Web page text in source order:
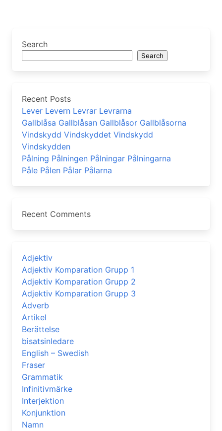
Search
Search
Recent Posts
Lever Levern Levrar Levrarna
Gallblåsa Gallblåsan Gallblåsor Gallblåsorna
Vindskydd Vindskyddet Vindskydd
Vindskydden
Pålning Pålningen Pålningar Pålningarna
Påle Pålen Pålar Pålarna
Recent Comments
Adjektiv
Adjektiv Komparation Grupp 1
Adjektiv Komparation Grupp 2
Adjektiv Komparation Grupp 3
Adverb
Artikel
Berättelse
bisatsinledare
English – Swedish
Fraser
Grammatik
Infinitivmärke
Interjektion
Konjunktion
Namn